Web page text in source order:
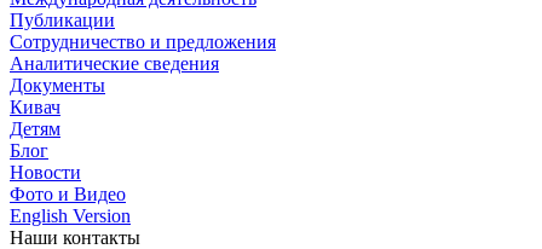
Публикации
Сотрудничество и предложения
Аналитические сведения
Документы
Кивач
Детям
Блог
Новости
Фото и Видео
English Version
Наши контакты